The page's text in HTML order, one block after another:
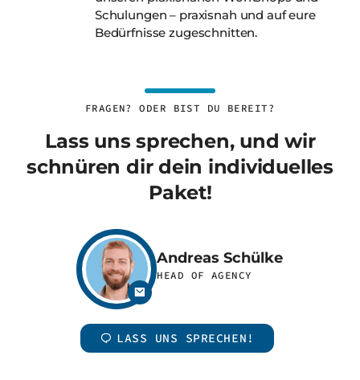
Schulungen – praxisnah und auf eure
Bedürfnisse zugeschnitten.
FRAGEN? ODER BIST DU BEREIT?
Lass uns sprechen, und wir
schnüren dir dein individuelles
Paket!
Andreas Schülke
HEAD OF AGENCY
LASS UNS SPRECHEN!